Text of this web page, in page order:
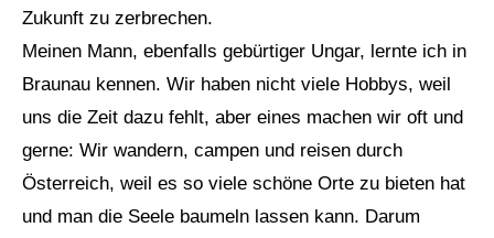
Zukunft zu zerbrechen.
Meinen Mann, ebenfalls gebürtiger Ungar, lernte ich in
Braunau kennen. Wir haben nicht viele Hobbys, weil
uns die Zeit dazu fehlt, aber eines machen wir oft und
gerne: Wir wandern, campen und reisen durch
Österreich, weil es so viele schöne Orte zu bieten hat
und man die Seele baumeln lassen kann. Darum